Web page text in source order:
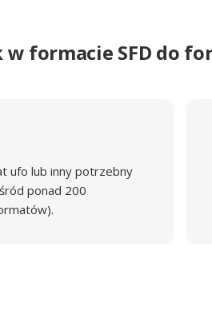
formacie SFD do
ufo lub inny potrzebny
ponad 200